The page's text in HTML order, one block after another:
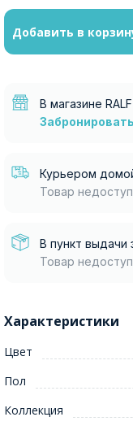
Добавить в
В магазине RALF
Курьером
Товар
В пункт выдачи
Товар
Характеристики
Цвет
Пол
Коллекция